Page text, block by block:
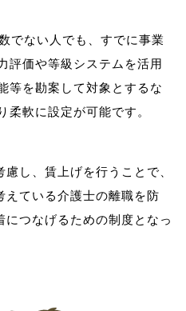
でない人でも、すでに事業
評価や等級システムを活用
等を勘案して対象とするな
柔軟に設定が可能です。
し、賃上げを行うことで、
えている介護士の離職を防
つなげるための制度となっ